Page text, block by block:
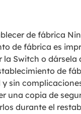
de fábrica
de fábrica es
la Switch o dársela
de
sin
una copia de
durante el